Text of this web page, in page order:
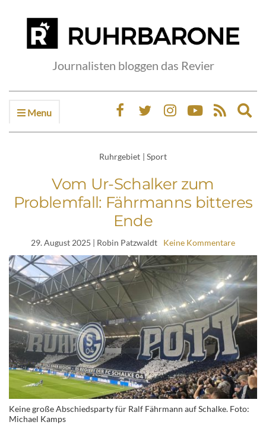
Journalisten bloggen das Revier
Menu
Ruhrgebiet | Sport
Vom Ur-Schalker zum
Problemfall: Fährmanns bitteres
Ende
29. August 2025 | Robin Patzwaldt Keine Kommentare
Keine große Abschiedsparty für Ralf Fährmann auf Schalke. Foto:
Michael Kamps